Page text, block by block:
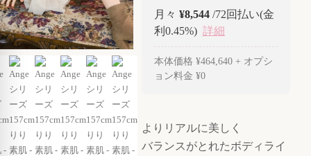
月々 ¥8,544 /72回払い(金
利0.45%) 詳細
本体価格 ¥464,640 + オプシ
ョン料金 ¥0
よりリアルに美しく
バランスがとれたボディライ